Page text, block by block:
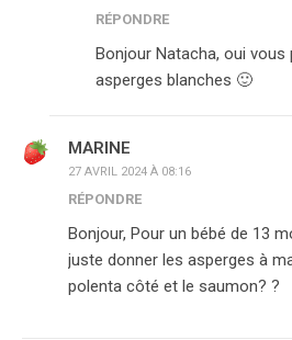
RÉPONDRE
Bonjour Natacha, oui vous
asperges blanches 🙂
MARINE
27 AVRIL 2024 À 08:16
RÉPONDRE
Bonjour, Pour un bébé de 13
juste donner les asperges à
polenta côté et le saumon? ?